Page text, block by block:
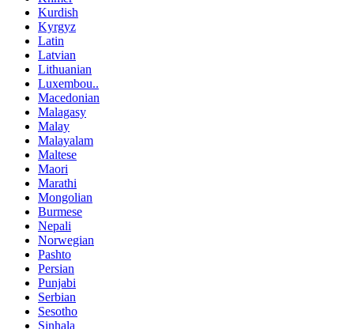
Kurdish
Kyrgyz
Latin
Latvian
Lithuanian
Luxembou..
Macedonian
Malagasy
Malay
Malayalam
Maltese
Maori
Marathi
Mongolian
Burmese
Nepali
Norwegian
Pashto
Persian
Punjabi
Serbian
Sesotho
Sinhala